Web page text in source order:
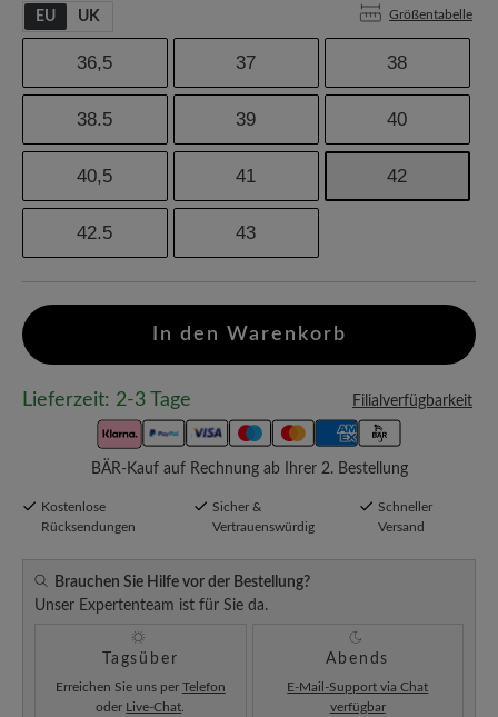
EU UK Größentabelle
36,5 37 38
38.5 39 40
40,5 41 42
42.5 43
In den Warenkorb
Lieferzeit: 2-3 Tage Filialverfügbarkeit
BÄR-Kauf auf Rechnung ab Ihrer 2. Bestellung
Kostenlose
Rücksendungen
Sicher &
Vertrauenswürdig
Schneller
Versand
Brauchen Sie Hilfe vor der Bestellung?
Unser Expertenteam ist für Sie da.
Tagsüber
Erreichen Sie uns per Telefon
oder Live-Chat
Abends
E-Mail-Support via Chat
verfügbar